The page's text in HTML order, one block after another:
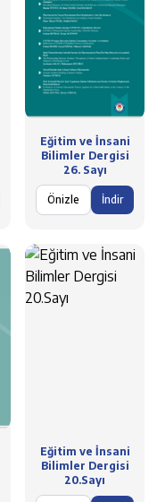
Eğitim ve İnsani
Bilimler Dergisi
26. Sayı
Önizle İndir
Eğitim ve İnsani
Bilimler Dergisi
20.Sayı